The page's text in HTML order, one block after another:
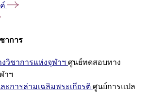
าการ
วิชาการแห่งจุฬาฯ ศูนย์ทดสอบทาง
าฯ
ะการล่ามเฉลิมพระเกียรติ ศูนย์การแปล